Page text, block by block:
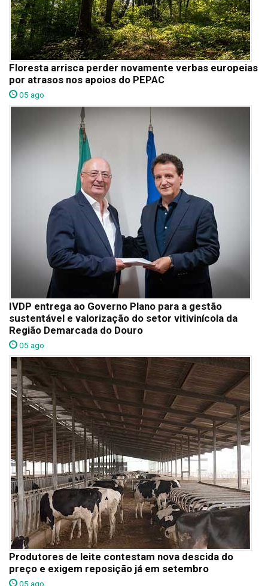
Floresta arrisca perder novamente verbas europeias
por atrasos nos apoios do PEPAC
05 ago
IVDP entrega ao Governo Plano para a gestão
sustentável e valorização do setor vitivinícola da
Região Demarcada do Douro
05 ago
Produtores de leite contestam nova descida do
preço e exigem reposição já em setembro
05 ago